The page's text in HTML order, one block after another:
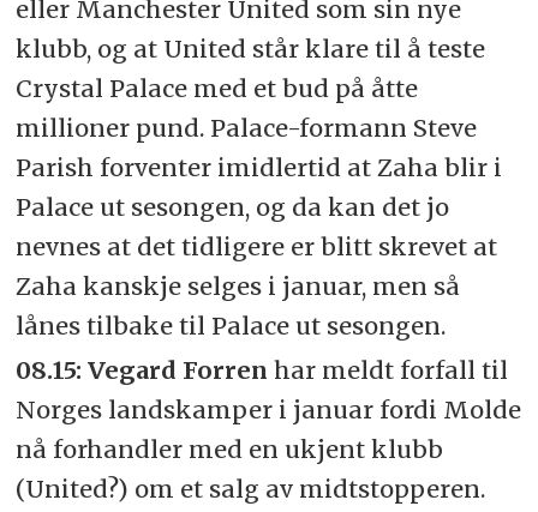
eller Manchester United som sin nye
klubb, og at United står klare til å teste
Crystal Palace med et bud på åtte
millioner pund. Palace-formann Steve
Parish forventer imidlertid at Zaha blir i
Palace ut sesongen, og da kan det jo
nevnes at det tidligere er blitt skrevet at
Zaha kanskje selges i januar, men så
lånes tilbake til Palace ut sesongen.
08.15: Vegard Forren har meldt forfall til
Norges landskamper i januar fordi Molde
nå forhandler med en ukjent klubb
(United?) om et salg av midtstopperen.